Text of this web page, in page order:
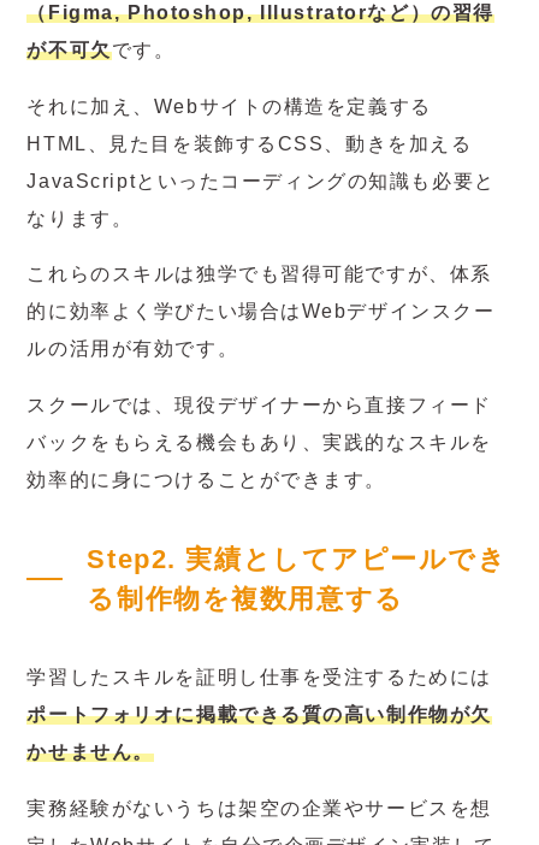
（Figma, Photoshop, Illustratorなど）の習得
が不可欠です。
それに加え、Webサイトの構造を定義する
HTML、見た目を装飾するCSS、動きを加える
JavaScriptといったコーディングの知識も必要と
なります。
これらのスキルは独学でも習得可能ですが、体系
的に効率よく学びたい場合はWebデザインスクー
ルの活用が有効です。
スクールでは、現役デザイナーから直接フィード
バックをもらえる機会もあり、実践的なスキルを
効率的に身につけることができます。
Step2. 実績としてアピールでき
る制作物を複数用意する
学習したスキルを証明し仕事を受注するためには
ポートフォリオに掲載できる質の高い制作物が欠
かせません。
実務経験がないうちは架空の企業やサービスを想